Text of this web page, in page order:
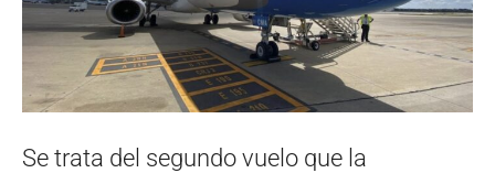
Se trata del segundo vuelo que la